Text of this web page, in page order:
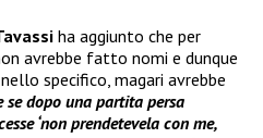
ha aggiunto che per
avrebbe fatto nomi e dunque
specifico, magari avrebbe
se dopo una partita persa
‘non prendetevela con me,